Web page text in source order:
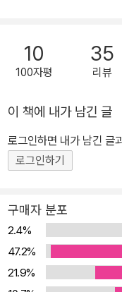
승이다》에서 세계 최
gy)’의 확산에 힘쓰고 있다.
구보다 친밀해야 할 남
한국만이 아니라 전 세
페미니즘 운동이 처음
말 투표권과 참정권을
회적 차별 문제 해결에 주
성이나 동성애 문제 등으
혁명적 저작이다. 사회비
등 다양한 사회적 문제
데, 일약 전 세계적 베스
여성운동 제3의 물결의
10
100자평
35
리뷰
이 책에 내가 남긴 글
로그인하면 내가 남긴 글
로그인하기
구매자 분포
2.4%
47.2%
21.9%